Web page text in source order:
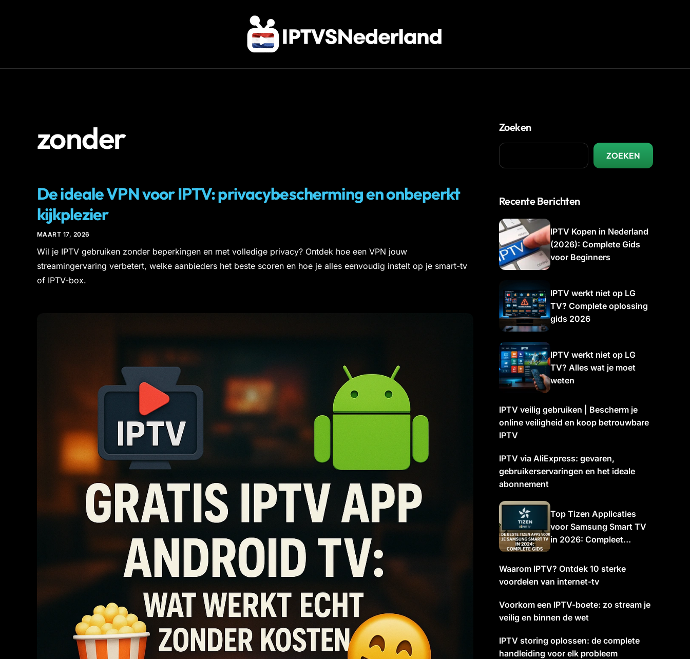
zonder
De ideale VPN voor IPTV: privacybescherming en onbeperkt
kijkplezier
MAART 17, 2026
Wil je IPTV gebruiken zonder beperkingen en met volledige privacy? Ontdek hoe een VPN jouw
streamingervaring verbetert, welke aanbieders het beste scoren en hoe je alles eenvoudig instelt op je smart-tv
of IPTV-box.
Zoeken
ZOEKEN
Recente Berichten
IPTV Kopen in Nederland
(2026): Complete Gids
voor Beginners
IPTV werkt niet op LG
TV? Complete oplossing
gids 2026
IPTV werkt niet op LG
TV? Alles wat je moet
weten
IPTV veilig gebruiken | Bescherm je
online veiligheid en koop betrouwbare
IPTV
IPTV via AliExpress: gevaren,
gebruikerservaringen en het ideale
abonnement
Top Tizen Applicaties
voor Samsung Smart TV
in 2026: Compleet
Waarom IPTV? Ontdek 10 sterke
voordelen van internet-tv
Voorkom een IPTV-boete: zo stream je
veilig en binnen de wet
IPTV storing oplossen: de complete
handleiding voor elk probleem